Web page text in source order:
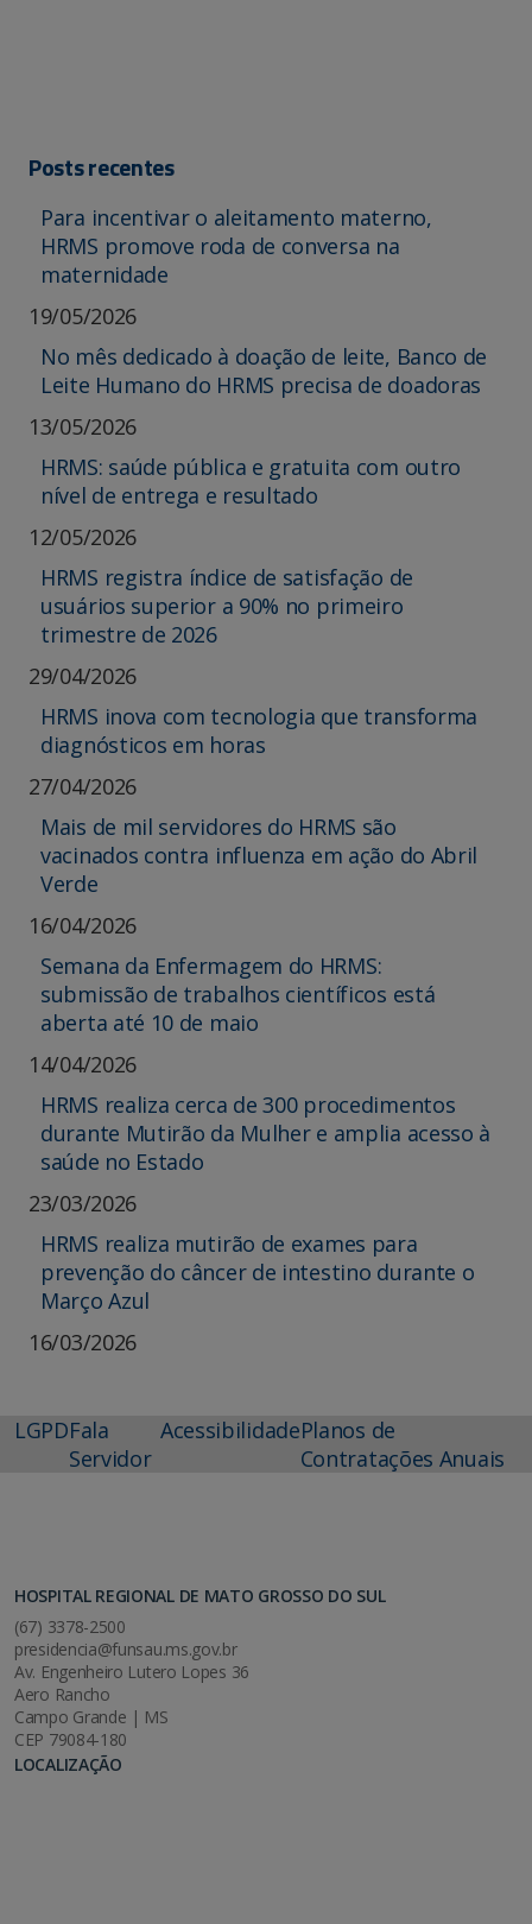
Posts recentes
Para incentivar o aleitamento materno,
HRMS promove roda de conversa na
maternidade
19/05/2026
No mês dedicado à doação de leite, Banco de
Leite Humano do HRMS precisa de doadoras
13/05/2026
HRMS: saúde pública e gratuita com outro
nível de entrega e resultado
12/05/2026
HRMS registra índice de satisfação de
usuários superior a 90% no primeiro
trimestre de 2026
29/04/2026
HRMS inova com tecnologia que transforma
diagnósticos em horas
27/04/2026
Mais de mil servidores do HRMS são
vacinados contra influenza em ação do Abril
Verde
16/04/2026
Semana da Enfermagem do HRMS:
submissão de trabalhos científicos está
aberta até 10 de maio
14/04/2026
HRMS realiza cerca de 300 procedimentos
durante Mutirão da Mulher e amplia acesso à
saúde no Estado
23/03/2026
HRMS realiza mutirão de exames para
prevenção do câncer de intestino durante o
Março Azul
16/03/2026
LGPDFala
Servidor
AcessibilidadePlanos de
Contratações Anuais
HOSPITAL REGIONAL DE MATO GROSSO DO SUL
(67) 3378-2500
presidencia@funsau.ms.gov.br
Av. Engenheiro Lutero Lopes 36
Aero Rancho
Campo Grande | MS
CEP 79084-180
LOCALIZAÇÃO